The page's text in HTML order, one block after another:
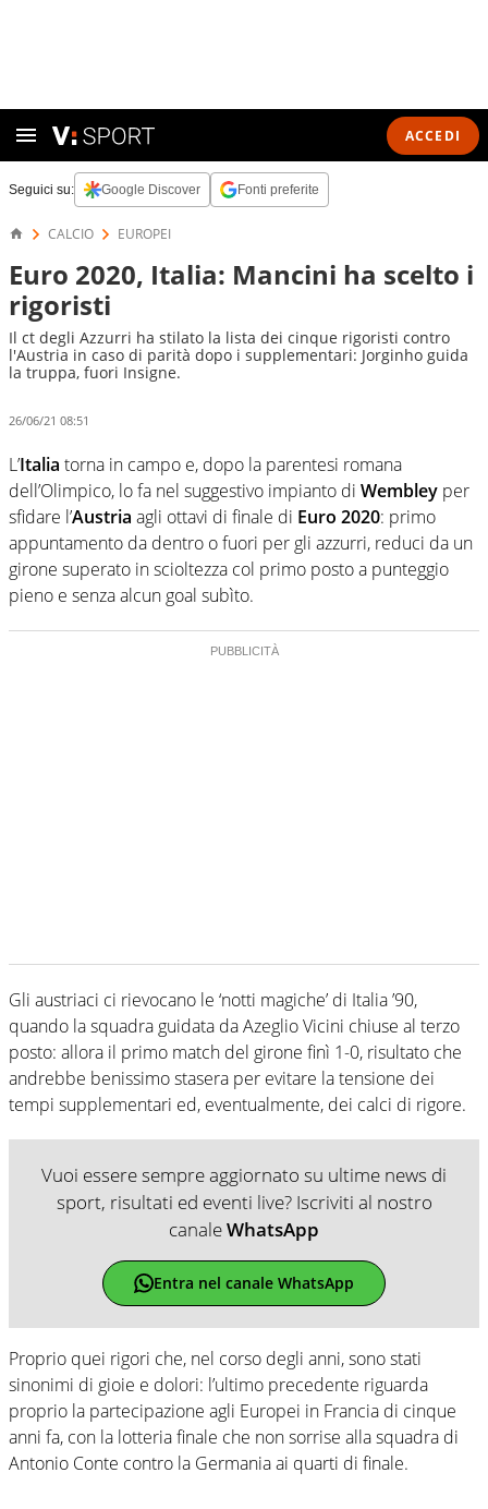
ACCEDI
Seguici su: Google Discover Fonti preferite
CALCIO EUROPEI
Euro 2020, Italia: Mancini ha scelto i
rigoristi
Il ct degli Azzurri ha stilato la lista dei cinque rigoristi contro
l'Austria in caso di parità dopo i supplementari: Jorginho guida
la truppa, fuori Insigne.
26/06/21 08:51
L’Italia torna in campo e, dopo la parentesi romana
dell’Olimpico, lo fa nel suggestivo impianto di Wembley per
sfidare l’Austria agli ottavi di finale di Euro 2020: primo
appuntamento da dentro o fuori per gli azzurri, reduci da un
girone superato in scioltezza col primo posto a punteggio
pieno e senza alcun goal subìto.
Gli austriaci ci rievocano le ‘notti magiche’ di Italia ’90,
quando la squadra guidata da Azeglio Vicini chiuse al terzo
posto: allora il primo match del girone finì 1-0, risultato che
andrebbe benissimo stasera per evitare la tensione dei
tempi supplementari ed, eventualmente, dei calci di rigore.
Vuoi essere sempre aggiornato su ultime news di
sport, risultati ed eventi live? Iscriviti al nostro
canaleWhatsApp
Entra nel canale WhatsApp
Proprio quei rigori che, nel corso degli anni, sono stati
sinonimi di gioie e dolori: l’ultimo precedente riguarda
proprio la partecipazione agli Europei in Francia di cinque
anni fa, con la lotteria finale che non sorrise alla squadra di
Antonio Conte contro la Germania ai quarti di finale.